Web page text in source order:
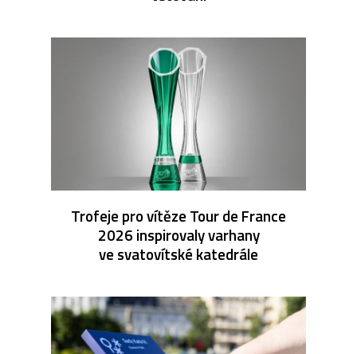
Trofeje pro vítěze Tour de France
2026 inspirovaly varhany
ve svatovítské katedrále